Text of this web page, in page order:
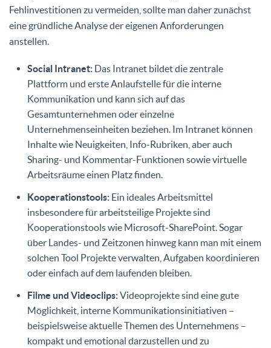
Fehlinvestitionen zu vermeiden, sollte man daher zunächst
eine gründliche Analyse der eigenen Anforderungen
anstellen.
Social Intranet: Das Intranet bildet die zentrale
Plattform und erste Anlaufstelle für die interne
Kommunikation und kann sich auf das
Gesamtunternehmen oder einzelne
Unternehmenseinheiten beziehen. Im Intranet können
Inhalte wie Neuigkeiten, Info-Rubriken, aber auch
Sharing- und Kommentar-Funktionen sowie virtuelle
Arbeitsräume einen Platz finden.
Kooperationstools: Ein ideales Arbeitsmittel
insbesondere für arbeitsteilige Projekte sind
Kooperationstools wie Microsoft-SharePoint. Sogar
über Landes- und Zeitzonen hinweg kann man mit einem
solchen Tool Projekte verwalten, Aufgaben koordinieren
oder einfach auf dem laufenden bleiben.
Filme und Videoclips:Videoprojekte sind eine gute
Möglichkeit, interne Kommunikationsinitiativen –
beispielsweise aktuelle Themen des Unternehmens –
kompakt und emotional darzustellen und zu